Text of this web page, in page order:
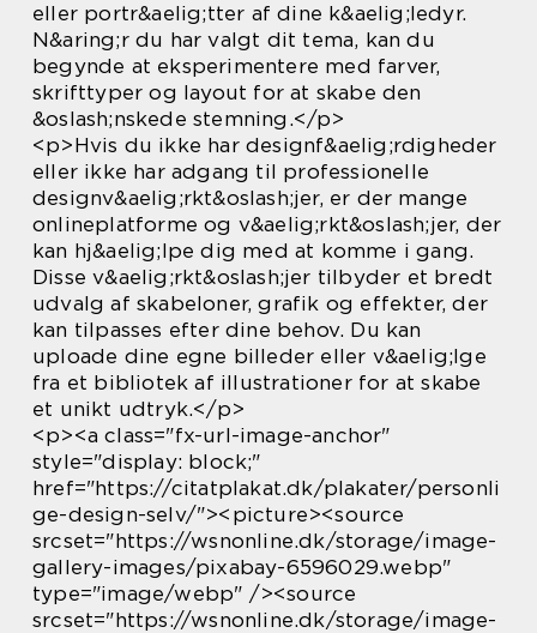
eller portr&aelig;tter af dine k&aelig;ledyr.
N&aring;r du har valgt dit tema, kan du
begynde at eksperimentere med farver,
skrifttyper og layout for at skabe den
&oslash;nskede stemning.</p>
<p>Hvis du ikke har designf&aelig;rdigheder
eller ikke har adgang til professionelle
designv&aelig;rkt&oslash;jer, er der mange
onlineplatforme og v&aelig;rkt&oslash;jer, der
kan hj&aelig;lpe dig med at komme i gang.
Disse v&aelig;rkt&oslash;jer tilbyder et bredt
udvalg af skabeloner, grafik og effekter, der
kan tilpasses efter dine behov. Du kan
uploade dine egne billeder eller v&aelig;lge
fra et bibliotek af illustrationer for at skabe
et unikt udtryk.</p>
<p><a class="fx-url-image-anchor"
style="display: block;"
href="https://citatplakat.dk/plakater/personli
ge-design-selv/"><picture><source
srcset="https://wsnonline.dk/storage/image-
gallery-images/pixabay-6596029.webp"
type="image/webp" /><source
srcset="https://wsnonline.dk/storage/image-